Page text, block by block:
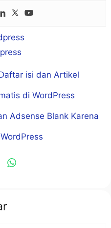
isi dan Artikel
di WordPress
Adsense Blank Karena